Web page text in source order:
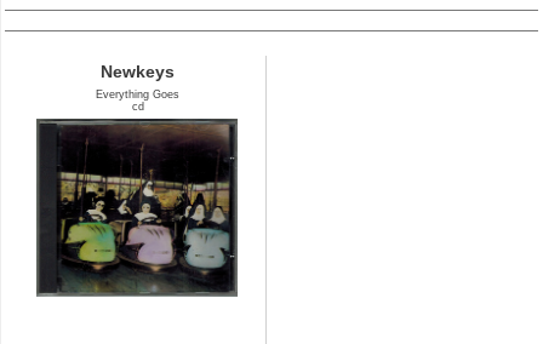
Newkeys
Everything Goes
cd